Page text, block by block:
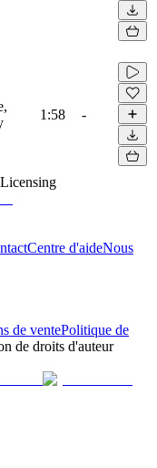
1:58 -
Centre d'aideNous
de ventePolitique de
de droits d'auteur